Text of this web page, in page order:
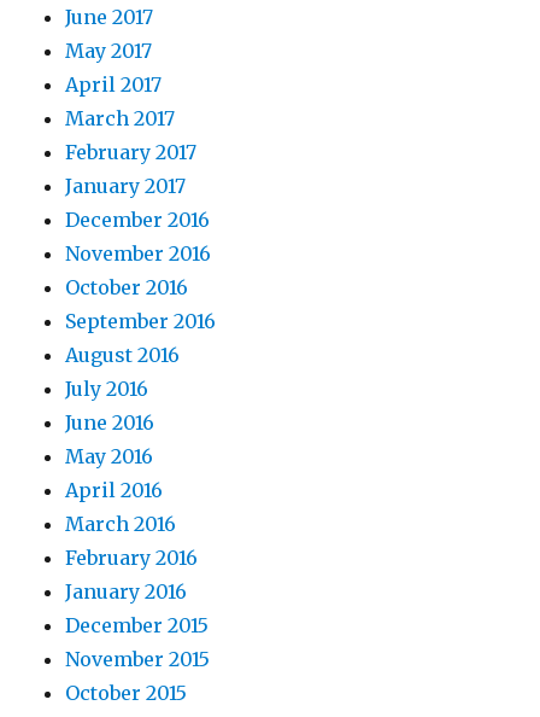
June 2017
May 2017
April 2017
March 2017
February 2017
January 2017
December 2016
November 2016
October 2016
September 2016
August 2016
July 2016
June 2016
May 2016
April 2016
March 2016
February 2016
January 2016
December 2015
November 2015
October 2015